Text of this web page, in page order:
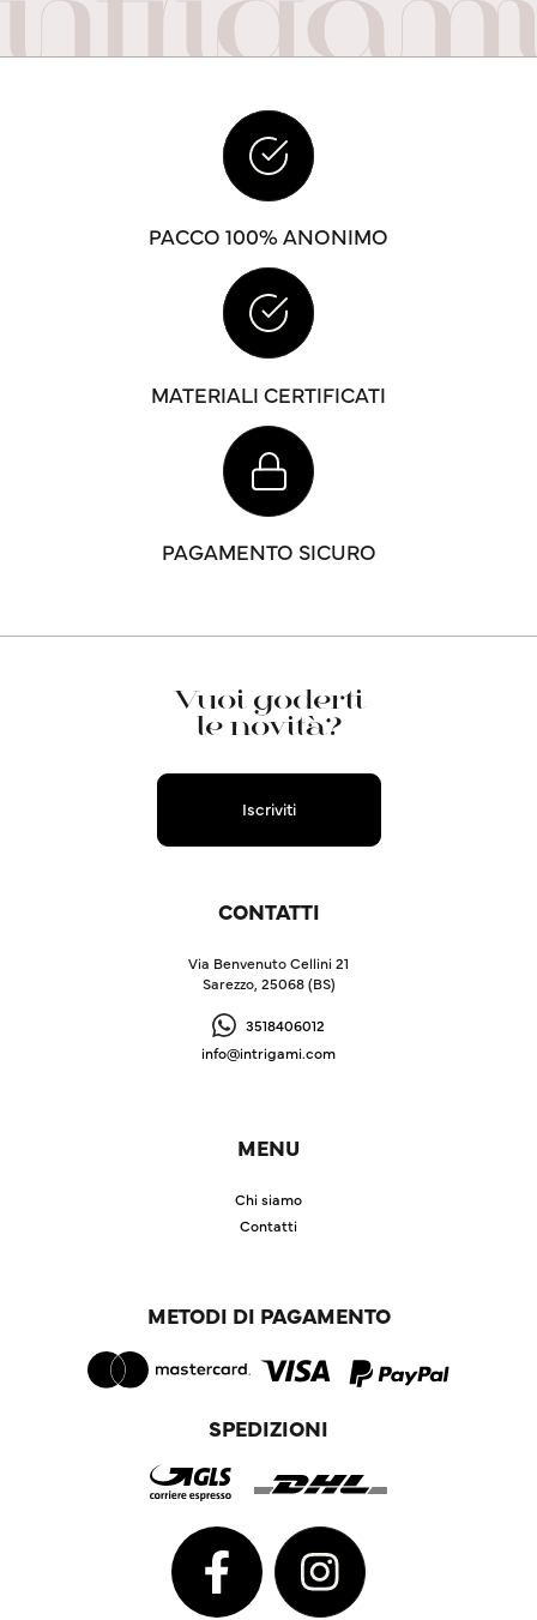
PACCO 100% ANONIMO
MATERIALI CERTIFICATI
PAGAMENTO SICURO
Vuoi goderti
le novità?
Iscriviti
CONTATTI
Via Benvenuto Cellini 21
Sarezzo, 25068 (BS)
3518406012
info@intrigami.com
MENU
Chi siamo
Contatti
METODI DI PAGAMENTO
SPEDIZIONI